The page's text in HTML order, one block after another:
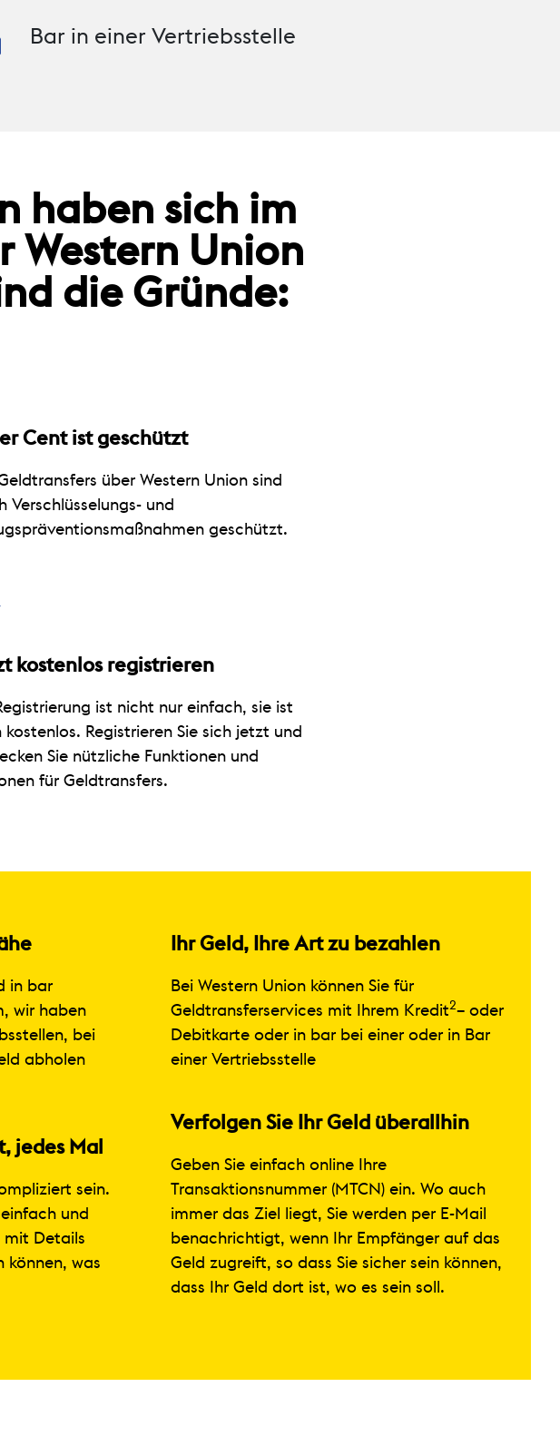
Bar in einer Vertriebsstelle
haben sich im
Western Union
die Gründe:
Cent ist geschützt
Geldtransfers über Western Union sind
Verschlüsselungs- und
geschützt.
kostenlos registrieren
ist nicht nur einfach, sie ist
kostenlos. Registrieren Sie sich jetzt und
Sie nützliche Funktionen und
für Geldtransfers.
in bar
wir haben
bei
abholen
jedes Mal
sein.
und
mit Details
können, was
Ihr Geld, Ihre Art zu bezahlen
Bei Western Union können Sie für
Geldtransferservices mit Ihrem Kredit2– oder
Debitkarte oder in bar bei einer oder in Bar
einer Vertriebsstelle
Verfolgen Sie Ihr Geld überallhin
Geben Sie einfach online Ihre
Transaktionsnummer (MTCN) ein. Wo auch
immer das Ziel liegt, Sie werden per E-Mail
benachrichtigt, wenn Ihr Empfänger auf das
Geld zugreift, so dass Sie sicher sein können,
dass Ihr Geld dort ist, wo es sein soll.